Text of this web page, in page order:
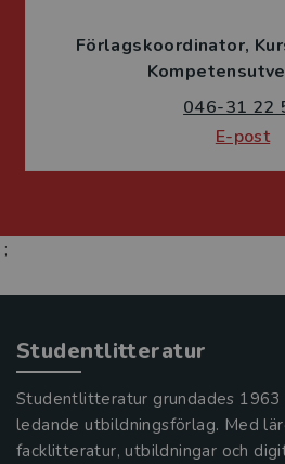
Förlagskoordinator
046-31 22
E-post
;
Studentlitteratur
Studentlitteratur grundades 1963
ledande utbildningsförlag. Med
facklitteratur, utbildningar och